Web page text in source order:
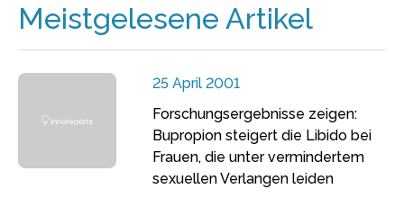
Meistgelesene Artikel
25 April 2001
Forschungsergebnisse zeigen:
Bupropion steigert die Libido bei
Frauen, die unter vermindertem
sexuellen Verlangen leiden